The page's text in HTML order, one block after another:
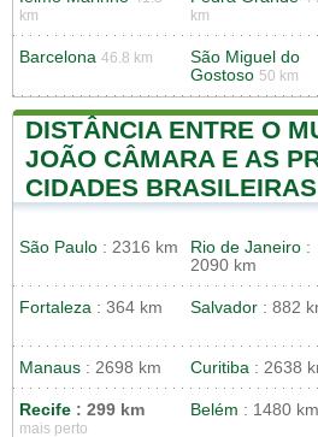
km
km
Barcelona 46.8 km
São Miguel do
Gostoso 50 km
DISTÂNCIA ENTRE O
JOÃO CÂMARA E AS
CIDADES BRASILEIRAS
São Paulo : 2316 km Rio de Janeiro :
2090 km
Fortaleza : 364 km Salvador : 882
Manaus : 2698 km Curitiba : 2638
Recife : 299 km
mais perto
Belém : 1480 km